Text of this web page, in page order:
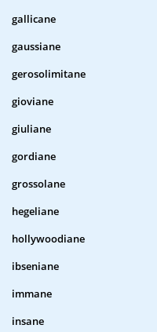
gallicane
gaussiane
gerosolimitane
gioviane
giuliane
gordiane
grossolane
hegeliane
hollywoodiane
ibseniane
immane
insane